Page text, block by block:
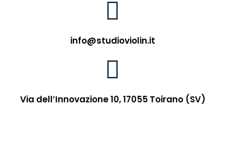
info@studioviolin.it
Via dell’Innovazione 10, 17055 Toirano (SV)